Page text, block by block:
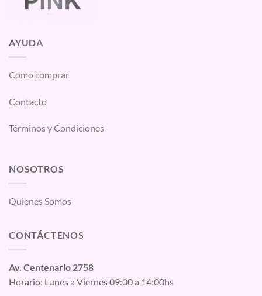
AYUDA
Como comprar
Contacto
Términos y Condiciones
NOSOTROS
Quienes Somos
CONTÁCTENOS
Av. Centenario 2758
Horario: Lunes a Viernes 09:00 a 14:00hs